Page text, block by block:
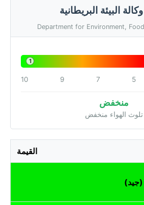
البيئة البريطانية
Department for Environment,
1
5
7
9
10
منخفض
تلوث الهواء منخفض
القيمة